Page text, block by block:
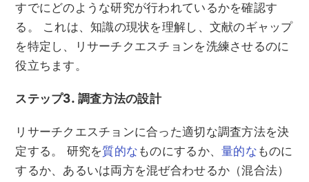
すでにどのような研究が行われているかを確認す
る。 これは、知識の現状を理解し、文献のギャップ
を特定し、リサーチクエスチョンを洗練させるのに
役立ちます。
ステップ3. 調査方法の設計
リサーチクエスチョンに合った適切な調査方法を決
定する。 研究を質的な ものにするか、量的な ものに
するか、あるいは両方を混ぜ合わせるか（混合法）